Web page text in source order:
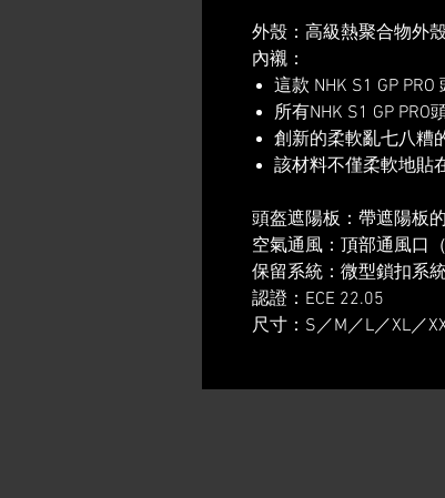
外殼：高級熱聚合物外
內襯：
這款 NHK S1 GP
所有NHK S1 GP PRO
創新的柔軟亂七八糟
該材料不僅柔軟地貼
頭盔遮陽板：帶遮陽板
空氣通風：頂部通風口
保留系統：微型鎖扣系
認證：ECE 22.05
尺寸：S／M／L／XL／